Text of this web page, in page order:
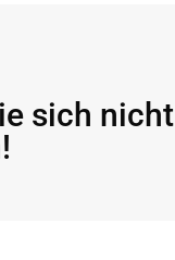
sich nicht